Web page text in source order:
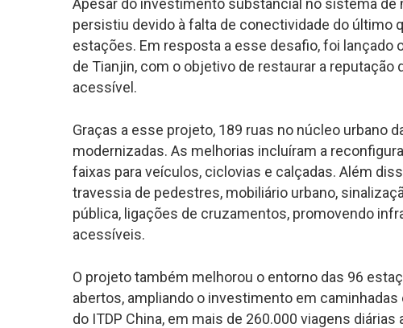
Apesar do investimento substancial no sistema de
persistiu devido à falta de conectividade do último
estações. Em resposta a esse desafio, foi lançado
de Tianjin, com o objetivo de restaurar a
acessível.
Graças a esse projeto, 189 ruas no núcleo urbano
modernizadas. As melhorias incluíram a
faixas para veículos, ciclovias e calçadas. Além
travessia de pedestres, mobiliário urbano,
pública, ligações de cruzamentos, promovendo
acessíveis.
O projeto também melhorou o entorno das 96
abertos, ampliando o investimento em
do ITDP China, em mais de 260.000 viagens